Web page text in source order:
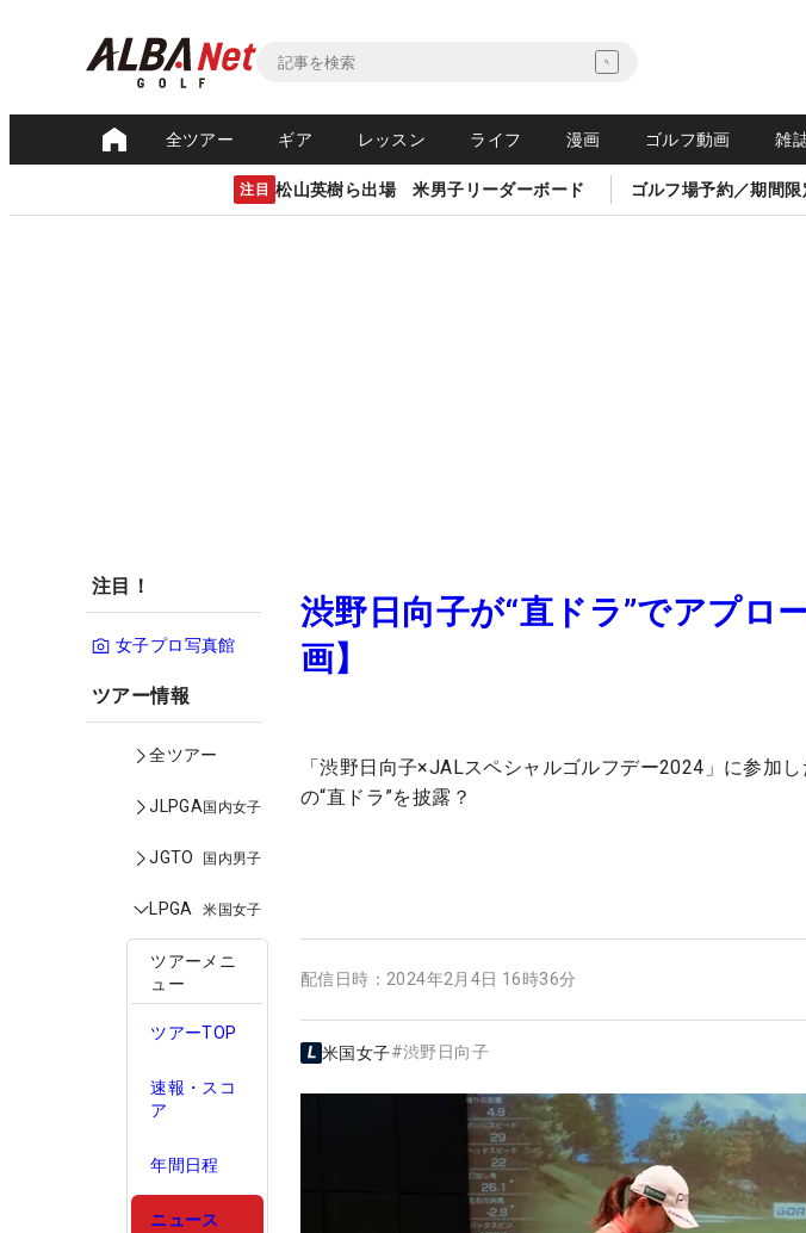
全ツアー ギア レッスン ライフ 漫画 ゴルフ動画 雑
注目 松山英樹ら出場 米男子リーダーボード ゴルフ場予約／期間
注目！
女子プロ写真館
ツアー情報
全ツアー
JLPGA国内女子
JGTO 国内男子
LPGA 米国女子
ツアーメニ
ュー
ツアーTOP
速報・スコ
ア
年間日程
ニュース
渋野日向子が“直ドラ”でアプ
画】
「渋野日向子×JALスペシャルゴルフデー2024」に参加
の“直ドラ”を披露？
配信日時： 2024年2月4日 16時36分
米国女子#渋野日向子